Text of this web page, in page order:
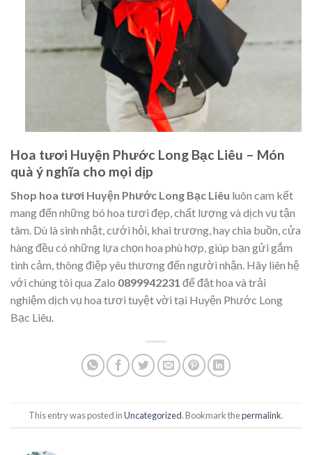
Hoa tươi Huyện Phước Long Bạc Liêu – Món
quà ý nghĩa cho mọi dịp
Shop hoa tươi Huyện Phước Long Bạc Liêu luôn cam kết
mang đến những bó hoa tươi đẹp, chất lượng và dịch vụ tận
tâm. Dù là sinh nhật, cưới hỏi, khai trương, hay chia buồn, cửa
hàng đều có những lựa chọn hoa phù hợp, giúp bạn gửi gắm
tình cảm, thông điệp yêu thương đến người nhận. Hãy liên hệ
với chúng tôi qua Zalo 0899942231 để đặt hoa và trải
nghiệm dịch vụ hoa tươi tuyệt vời tại Huyện Phước Long
Bạc Liêu.
This entry was posted inUncategorized. Bookmark thepermalink.